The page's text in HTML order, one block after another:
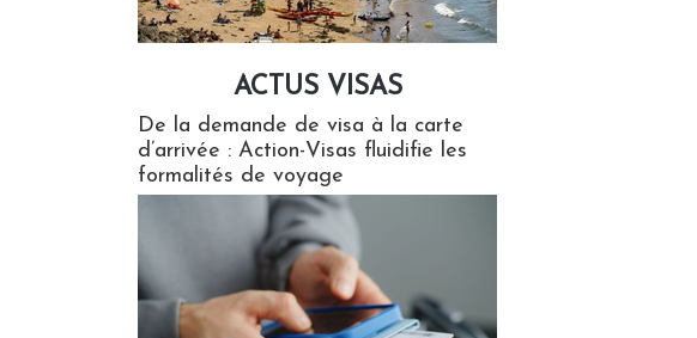
ACTUS VISAS
De la demande de visa à la carte
d’arrivée : Action-Visas fluidifie les
formalités de voyage